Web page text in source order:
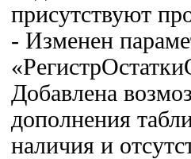
присутствуют
- Изменен
Добавлена
дополнения
наличия и